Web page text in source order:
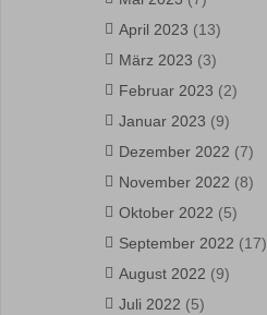
April 2023 (13)
März 2023 (3)
Februar 2023 (2)
Januar 2023 (9)
Dezember 2022 (7)
November 2022 (8)
Oktober 2022 (5)
September 2022 (17)
August 2022 (9)
Juli 2022 (5)